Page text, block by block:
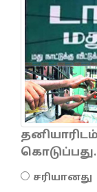
சரியானது